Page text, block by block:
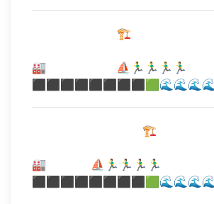
⠀⠀⠀⠀⠀⠀⠀⠀⠀⠀🏗️
🏭⠀⠀⠀⠀⠀⠀⠀⠀ ⛵🏃‍♂️🏃‍♂️🏃‍♂️🏃‍♂️
⬛⬛⬛⬛⬛⬛⬛⬛🟩🌊🌊🌊🌊
⠀⠀⠀⠀⠀⠀⠀⠀⠀⠀⠀⠀⠀🏗️
🏭⠀⠀⠀⠀⠀ ⛵🏃‍♂️🏃‍♂️🏃‍♂️🏃‍♂️
⬛⬛⬛⬛⬛⬛⬛⬛🟩🌊🌊🌊🌊